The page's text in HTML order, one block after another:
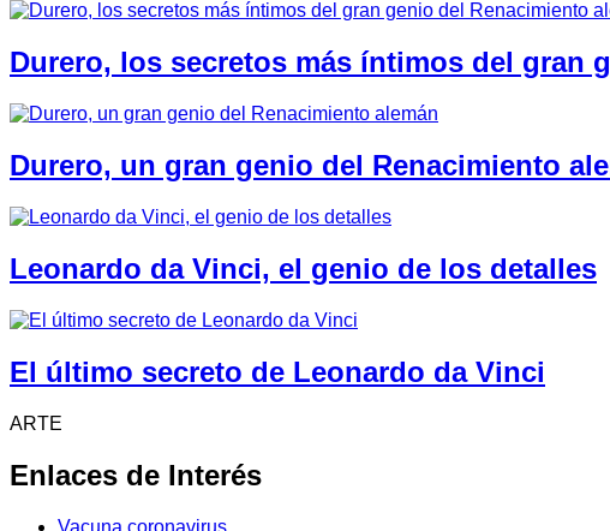
Durero, los secretos más íntimos del gran
Durero, un gran genio del Renacimiento
Leonardo da Vinci, el genio de los detalles
El último secreto de Leonardo da Vinci
ARTE
Enlaces de Interés
Vacuna coronavirus